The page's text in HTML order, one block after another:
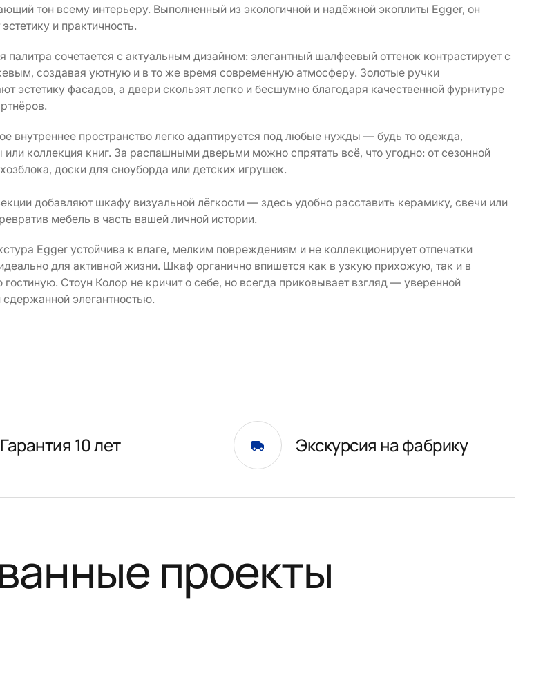
тон всему интерьеру. Выполненный из экологичной и надёжной экоплиты Egger, он
и практичность.
палитра сочетается с актуальным дизайном: элегантный шалфеевый оттенок контрастирует с
создавая уютную и в то же время современную атмосферу. Золотые ручки
эстетику фасадов, а двери скользят легко и бесшумно благодаря качественной фурнитуре
внутреннее пространство легко адаптируется под любые нужды — будь то одежда,
коллекция книг. За распашными дверьми можно спрятать всё, что угодно: от сезонной
доски для сноуборда или детских игрушек.
добавляют шкафу визуальной лёгкости — здесь удобно расставить керамику, свечи или
мебель в часть вашей личной истории.
Egger устойчива к влаге, мелким повреждениям и не коллекционирует отпечатки
для активной жизни. Шкаф органично впишется как в узкую прихожую, так и в
гостиную. Стоун Колор не кричит о себе, но всегда приковывает взгляд — уверенной
сдержанной элегантностью.
Гарантия 10 лет Экскурсия на фабрику
проекты